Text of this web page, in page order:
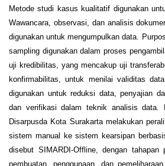
Metode studi kasus kualitatif digunakan
Wawancara, observasi, dan analisis
digunakan untuk mengumpulkan data.
sampling digunakan dalam proses
uji kredibilitas, yang mencakup uji
konfirmabilitas, untuk menilai validitas
digunakan untuk reduksi data, penyajian
dan verifikasi dalam teknik analisis data.
Disarpusda Kota Surakarta melakukan
sistem manual ke sistem kearsipan
disebut SIMARDI-Offline, dengan tahapan
pembuatan, penggunaan, dan